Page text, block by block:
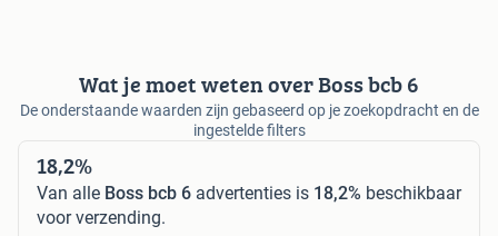
Wat je moet weten over Boss bcb 6
De onderstaande waarden zijn gebaseerd op je zoekopdracht en de
ingestelde filters
18,2%
Van alle Boss bcb 6 advertenties is 18,2% beschikbaar
voor verzending.